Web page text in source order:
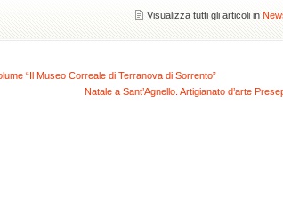
Visualizza tutti gli articoli in
“Il Museo Correale di Terranova di Sorrento”
Natale a Sant’Agnello. Artigianato d’arte